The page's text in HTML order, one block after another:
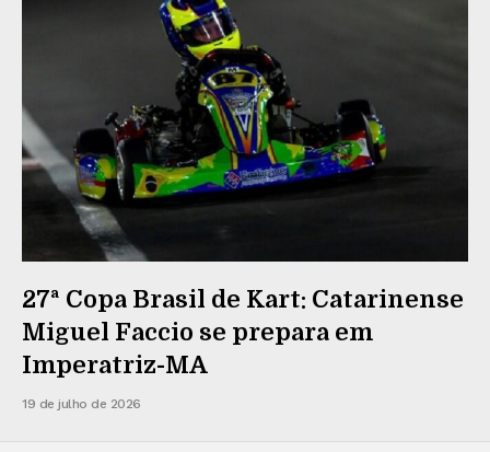
27ª Copa Brasil de Kart: Catarinense
Miguel Faccio se prepara em
Imperatriz-MA
19 de julho de 2026